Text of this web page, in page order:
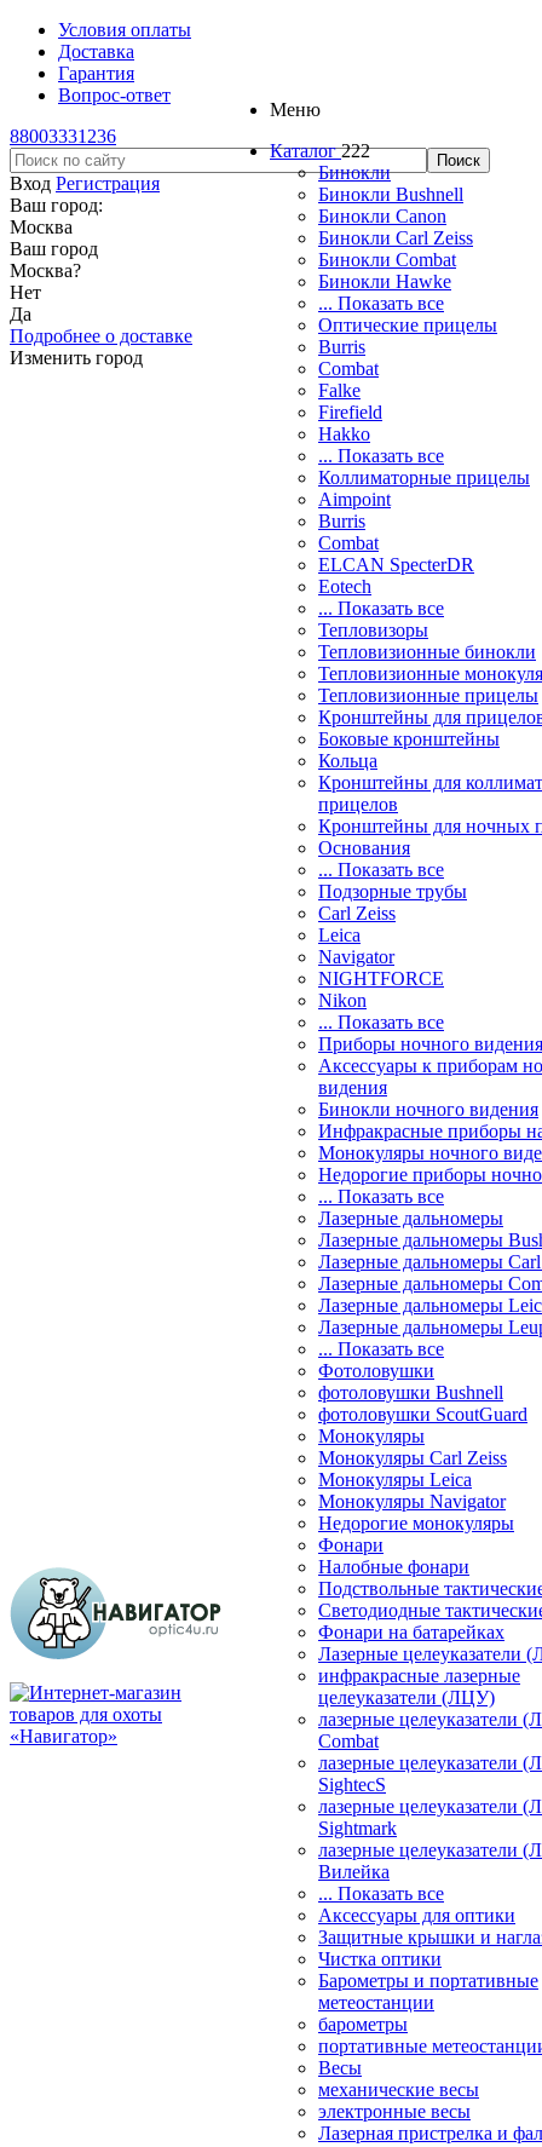
Условия оплаты
Доставка
Гарантия
Вопрос-ответ
88003331236
Вход Регистрация
Ваш город:
Москва
Ваш город
Москва?
Нет
Да
Подробнее о доставке
Изменить город
Меню
Каталог 222
Бинокли
Бинокли Bushnell
Бинокли Canon
Бинокли Carl Zeiss
Бинокли Combat
Бинокли Hawke
... Показать все
Оптические прицелы
Burris
Combat
Falke
Firefield
Hakko
... Показать все
Коллиматорные прицелы
Aimpoint
Burris
Combat
ELCAN SpecterDR
Eotech
... Показать все
Тепловизоры
Тепловизионные бинокли
Тепловизионные
Тепловизионные прицелы
Кронштейны для
Боковые кронштейны
Кольца
Кронштейны для
прицелов
Кронштейны для ночных
Основания
... Показать все
Подзорные трубы
Carl Zeiss
Leica
Navigator
NIGHTFORCE
Nikon
... Показать все
Приборы ночного видения
Аксессуары к приборам
видения
Бинокли ночного видения
Инфракрасные приборы
Монокуляры ночного
Недорогие приборы
... Показать все
Лазерные дальномеры
Лазерные дальномеры
Лазерные дальномеры
Лазерные дальномеры
Лазерные дальномеры
Лазерные дальномеры
... Показать все
Фотоловушки
фотоловушки Bushnell
фотоловушки ScoutGuard
Монокуляры
Монокуляры Carl Zeiss
Монокуляры Leica
Монокуляры Navigator
Недорогие монокуляры
Фонари
Налобные фонари
Подствольные
Светодиодные
Фонари на батарейках
Лазерные целеуказатели
инфракрасные лазерные
целеуказатели (ЛЦУ)
лазерные целеуказатели
Combat
лазерные целеуказатели
SightecS
лазерные целеуказатели
Sightmark
лазерные целеуказатели
Вилейка
... Показать все
Аксессуары для оптики
Защитные крышки и
Чистка оптики
Барометры и портативные
метеостанции
барометры
портативные
Весы
механические весы
электронные весы
Лазерная пристрелка и